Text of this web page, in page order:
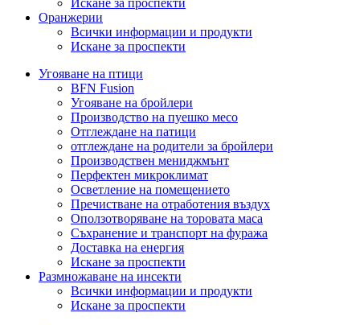
Искане за проспекти
Оранжерии
Всички информации и продукти
Искане за проспекти
Угояване на птици
BFN Fusion
Угояване на бройлери
Производство на пуешко месо
Отглеждане на патици
отглеждане на родители за бройлери
Производствен мениджмънт
Перфектен микроклимат
Осветление на помещението
Пречистване на отработения въздух
Оползотворяване на торовата маса
Съхранение и транспорт на фуража
Доставка на енергия
Искане за проспекти
Размножаване на инсекти
Всички информации и продукти
Искане за проспекти